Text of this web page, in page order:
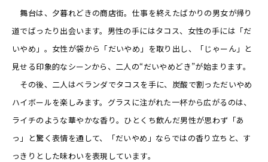
舞台は、夕暮れどきの商店街。仕事を終えたばかりの男女が帰り
道でばったり出会います。男性の手にはタコス、女性の手には「だ
いやめ」。女性が袋から「だいやめ」を取り出し、「じゃーん」と
見せる印象的なシーンから、二人の“だいやめどき”が始まります。
その後、二人はベランダでタコスを手に、炭酸で割っただいやめ
ハイボールを楽しみます。グラスに注がれた一杯から広がるのは、
ライチのような華やかな香り。ひとくち飲んだ男性が思わず「あ
っ」と驚く表情を通して、「だいやめ」ならではの香り立ちと、す
っきりとした味わいを表現しています。